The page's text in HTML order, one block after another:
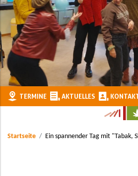
TERMINE AKTUELLES
Startseite Ein spannender Tag mit "Tabak,